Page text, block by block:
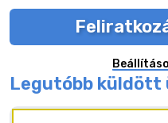
Legutóbb küldött